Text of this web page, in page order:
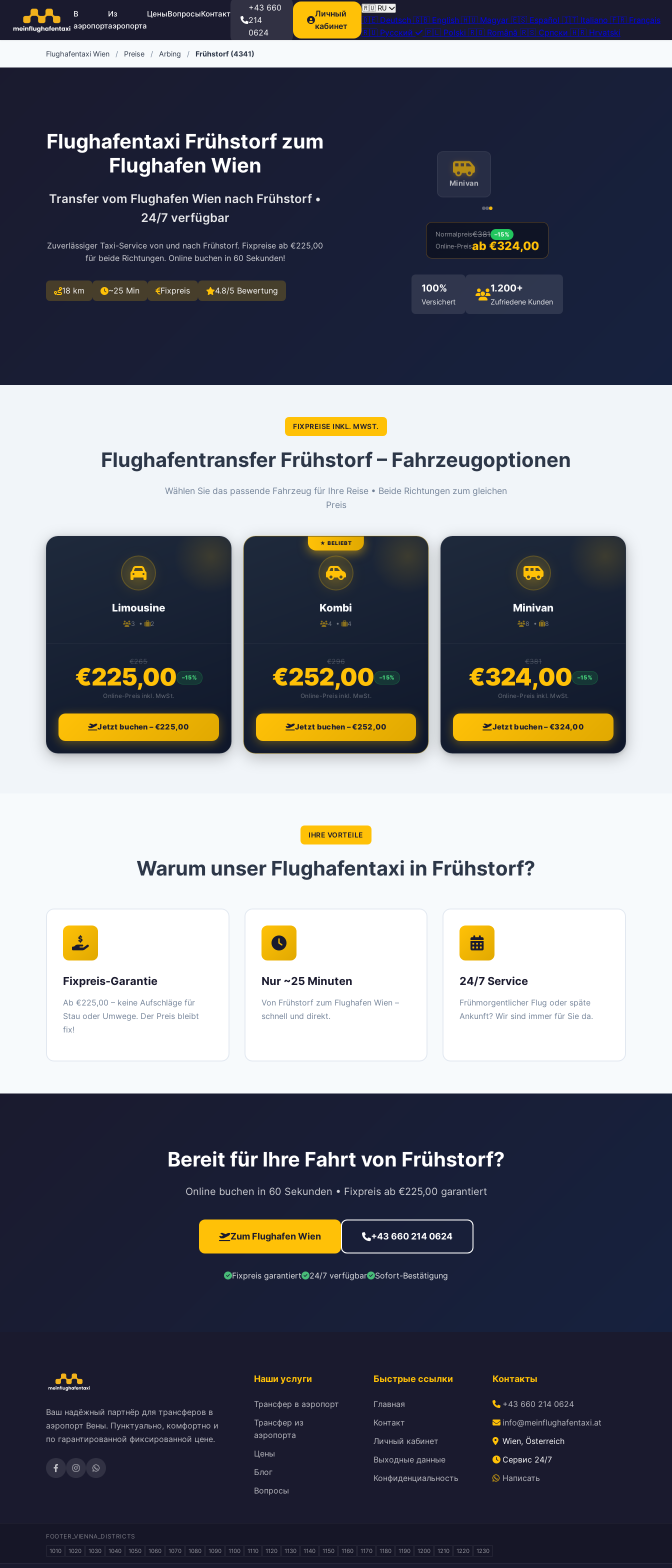
В
аэропорт
Из
аэропорта
ЦеныВопросыКонтакт
+43 660
214
0624
Личный
кабинет
🇷🇺 RU
🇩🇪 Deutsch 🇬🇧 English 🇭🇺 Magyar 🇪🇸 Español 🇮🇹 Italiano 🇫🇷 Français
🇷🇺 Русский 🇵🇱 Polski 🇷🇴 Română 🇷🇸 Српски 🇭🇷 Hrvatski
Flughafentaxi Wien / Preise / Arbing / Frühstorf (4341)
Flughafentaxi Frühstorf zum
Flughafen Wien
Transfer vom Flughafen Wien nach Frühstorf •
24/7 verfügbar
Zuverlässiger Taxi-Service von und nach Frühstorf. Fixpreise ab €225,00
für beide Richtungen. Online buchen in 60 Sekunden!
18 km ~25 Min Fixpreis 4.8/5 Bewertung
Minivan
Normalpreis€381 –15%
Online-Preisab €324,00
100%
Versichert
1.200+
Zufriedene Kunden
FIXPREISE INKL. MWST.
Flughafentransfer Frühstorf – Fahrzeugoptionen
Wählen Sie das passende Fahrzeug für Ihre Reise • Beide Richtungen zum gleichen
Preis
Limousine
3 • 2
€265
€225,00 –15%
Online-Preis inkl. MwSt.
Jetzt buchen – €225,00
★ BELIEBT
Kombi
4 • 4
€296
€252,00 –15%
Online-Preis inkl. MwSt.
Jetzt buchen – €252,00
Minivan
8 • 8
€381
€324,00 –15%
Online-Preis inkl. MwSt.
Jetzt buchen – €324,00
IHRE VORTEILE
Warum unser Flughafentaxi in Frühstorf?
Fixpreis-Garantie
Ab €225,00 – keine Aufschläge für
Stau oder Umwege. Der Preis bleibt
fix!
Nur ~25 Minuten
Von Frühstorf zum Flughafen Wien –
schnell und direkt.
24/7 Service
Frühmorgentlicher Flug oder späte
Ankunft? Wir sind immer für Sie da.
Bereit für Ihre Fahrt von Frühstorf?
Online buchen in 60 Sekunden • Fixpreis ab €225,00 garantiert
Zum Flughafen Wien +43 660 214 0624
Fixpreis garantiert 24/7 verfügbar Sofort-Bestätigung
Ваш надёжный партнёр для трансферов в
аэропорт Вены. Пунктуально, комфортно и
по гарантированной фиксированной цене.
Наши услуги
Трансфер в аэропорт
Трансфер из
аэропорта
Цены
Блог
Вопросы
Быстрые ссылки
Главная
Контакт
Личный кабинет
Выходные данные
Конфиденциальность
Контакты
+43 660 214 0624
info@meinflughafentaxi.at
Wien, Österreich
Сервис 24/7
Написать
FOOTER_VIENNA_DISTRICTS
1010 1020 1030 1040 1050 1060 1070 1080 1090 1100 1110 1120 1130 1140 1150 1160 1170 1180 1190 1200 1210 1220 1230